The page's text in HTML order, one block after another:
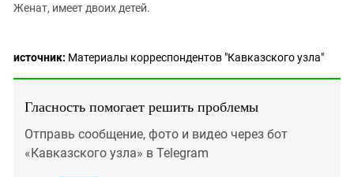
Женат, имеет двоих детей.
источник: Материалы корреспондентов "Кавказского узла"
Гласность помогает решить проблемы
Отправь сообщение, фото и видео через бот
«Кавказского узла» в Telegram